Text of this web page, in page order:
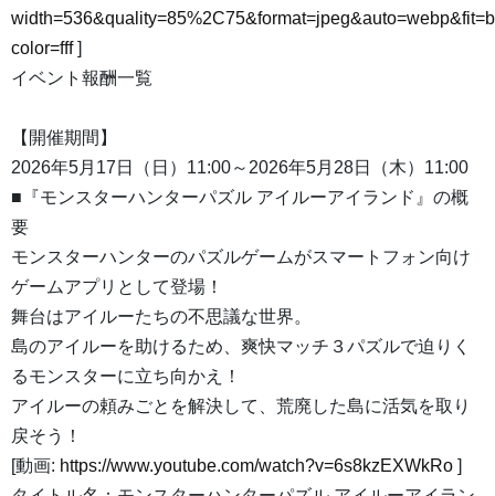
color=fff]
イベント報酬一覧
【開催期間】
2026年5月17日（日）11:00～2026年5月28日（木）11:00
■『モンスターハンターパズル アイルーアイランド』の概
要
モンスターハンターのパズルゲームがスマートフォン向け
ゲームアプリとして登場！
舞台はアイルーたちの不思議な世界。
島のアイルーを助けるため、爽快マッチ３パズルで迫りく
るモンスターに立ち向かえ！
アイルーの頼みごとを解決して、荒廃した島に活気を取り
戻そう！
[動画: https://www.youtube.com/watch?v=6s8kzEXWkRo ]